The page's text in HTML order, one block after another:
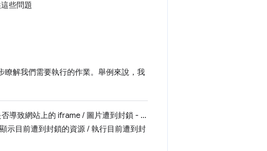
些問題
瞭解我們需要執行的作業。舉例來說，我
導致網站上的 iframe / 圖片遭到封鎖 - ...
示目前遭到封鎖的資源 / 執行目前遭到封